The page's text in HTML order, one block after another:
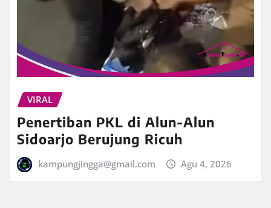
VIRAL
Penertiban PKL di Alun-Alun
Sidoarjo Berujung Ricuh
kampungjingga@gmail.com Agu 4, 2026